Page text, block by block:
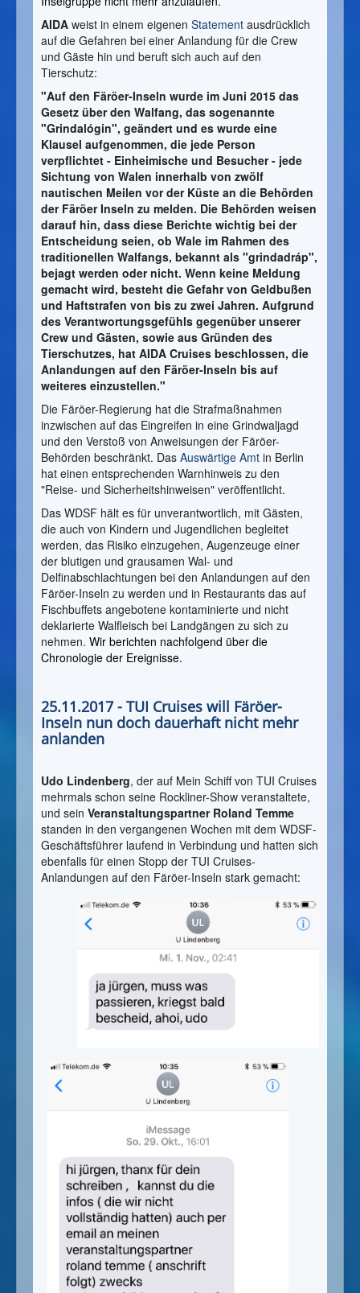
AIDA weist in einem eigenen Statement ausdrücklich
auf die Gefahren bei einer Anlandung für die Crew
und Gäste hin und beruft sich auch auf den
Tierschutz:
"Auf den Färöer-Inseln wurde im Juni 2015 das
Gesetz über den Walfang, das sogenannte
"Grindalógin", geändert und es wurde eine
Klausel aufgenommen, die jede Person
verpflichtet - Einheimische und Besucher - jede
Sichtung von Walen innerhalb von zwölf
nautischen Meilen vor der Küste an die Behörden
der Färöer Inseln zu melden. Die Behörden weisen
darauf hin, dass diese Berichte wichtig bei der
Entscheidung seien, ob Wale im Rahmen des
traditionellen Walfangs, bekannt als "grindadráp",
bejagt werden oder nicht. Wenn keine Meldung
gemacht wird, besteht die Gefahr von Geldbußen
und Haftstrafen von bis zu zwei Jahren. Aufgrund
des Verantwortungsgefühls gegenüber unserer
Crew und Gästen, sowie aus Gründen des
Tierschutzes, hat AIDA Cruises beschlossen, die
Anlandungen auf den Färöer-Inseln bis auf
weiteres einzustellen."
Die Färöer-Regierung hat die Strafmaßnahmen
inzwischen auf das Eingreifen in eine Grindwaljagd
und den Verstoß von Anweisungen der Färöer-
Behörden beschränkt. Das Auswärtige Amt in Berlin
hat einen entsprechenden Warnhinweis zu den
"Reise- und Sicherheitshinweisen" veröffentlicht.
Das WDSF hält es für unverantwortlich, mit Gästen,
die auch von Kindern und Jugendlichen begleitet
werden, das Risiko einzugehen, Augenzeuge einer
der blutigen und grausamen Wal- und
Delfinabschlachtungen bei den Anlandungen auf den
Färöer-Inseln zu werden und in Restaurants das auf
Fischbuffets angebotene kontaminierte und nicht
deklarierte Walfleisch bei Landgängen zu sich zu
nehmen. Wir berichten nachfolgend über die
Chronologie der Ereignisse.
25.11.2017 - TUI Cruises will Färöer-
Inseln nun doch dauerhaft nicht mehr
anlanden
Udo Lindenberg, der auf Mein Schiff von TUI Cruises
mehrmals schon seine Rockliner-Show veranstaltete,
und sein Veranstaltungspartner Roland Temme
standen in den vergangenen Wochen mit dem WDSF-
Geschäftsführer laufend in Verbindung und hatten sich
ebenfalls für einen Stopp der TUI Cruises-
Anlandungen auf den Färöer-Inseln stark gemacht: